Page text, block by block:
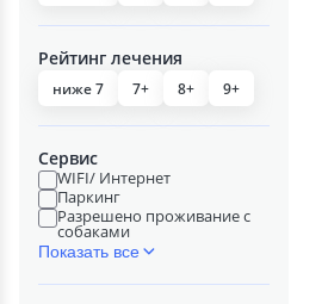
Рейтинг лечения
ниже 7 7+ 8+ 9+
Сервис
WIFI/ Интернет
Паркинг
Разрешено проживание с
собаками
Показать все